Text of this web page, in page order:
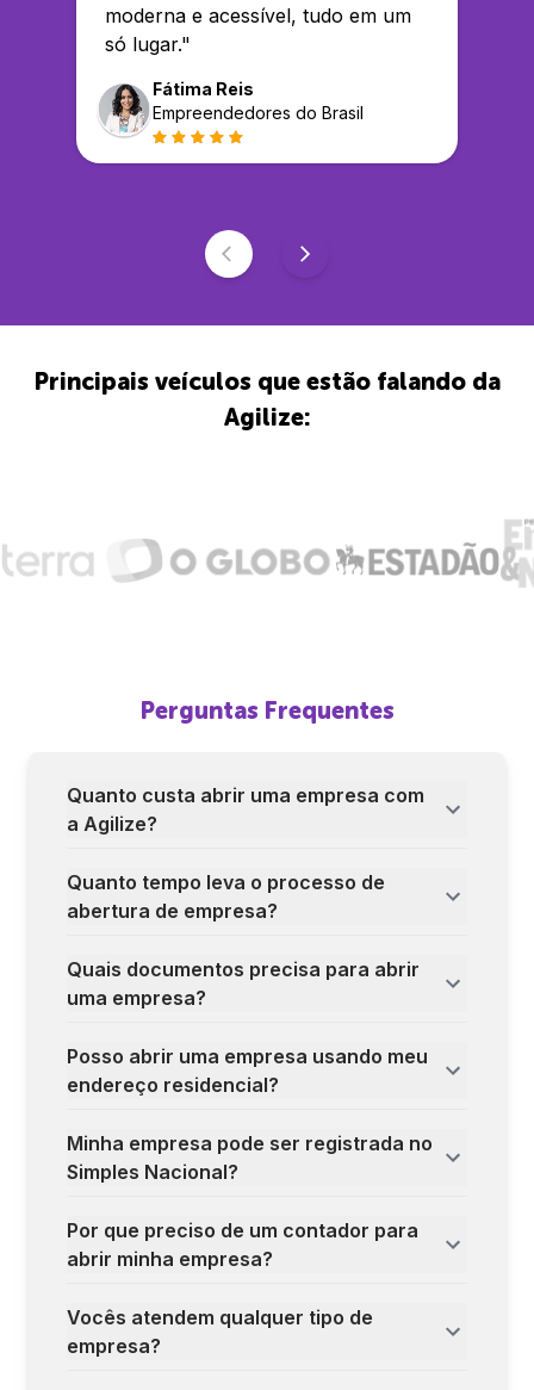
moderna e acessível, tudo em um
só lugar."
Fátima Reis
Empreendedores do Brasil
Principais veículos que estão falando da
Agilize:
Perguntas Frequentes
Quanto custa abrir uma empresa com
a Agilize?
Quanto tempo leva o processo de
abertura de empresa?
Quais documentos precisa para abrir
uma empresa?
Posso abrir uma empresa usando meu
endereço residencial?
Minha empresa pode ser registrada no
Simples Nacional?
Por que preciso de um contador para
abrir minha empresa?
Vocês atendem qualquer tipo de
empresa?